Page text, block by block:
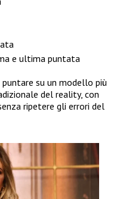
e ultima puntata
su un modello più
del reality, con
ripetere gli errori del